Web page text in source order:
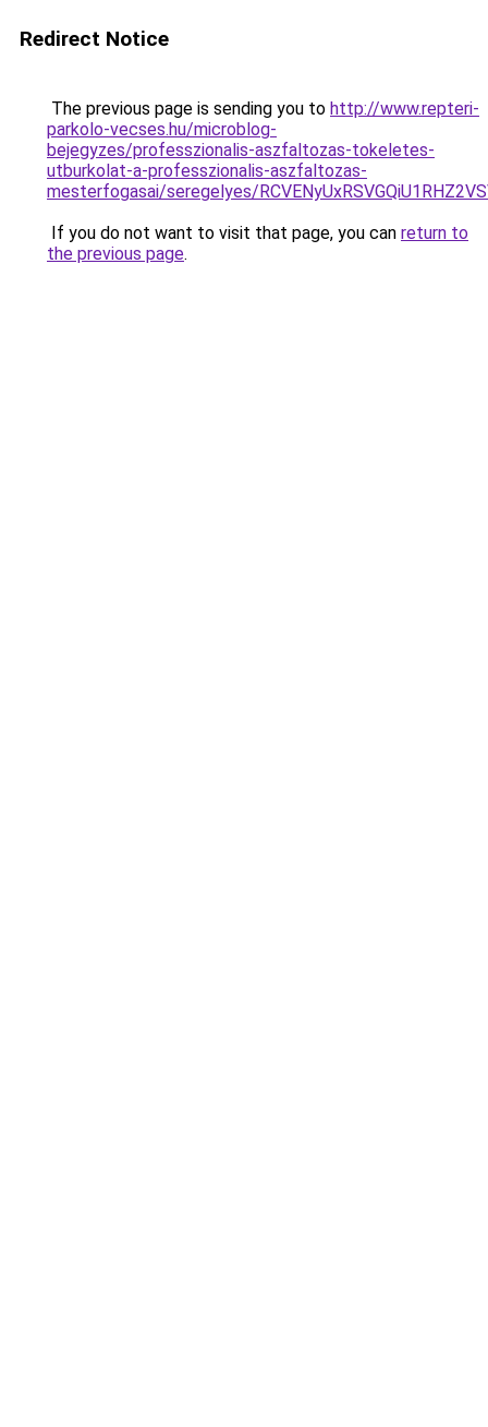
Redirect Notice
The previous page is sending you to http://www.repteri-
parkolo-vecses.hu/microblog-
bejegyzes/professzionalis-aszfaltozas-tokeletes-
utburkolat-a-professzionalis-aszfaltozas-
mesterfogasai/seregelyes/
If you do not want to visit that page, you can return to
the previous page.